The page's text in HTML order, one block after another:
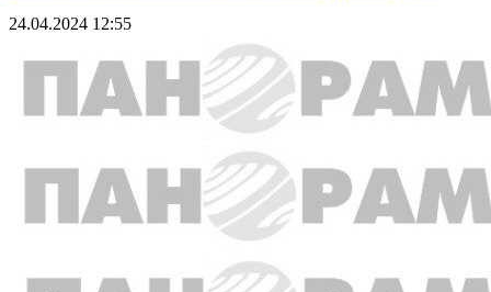
24.04.2024 12:55